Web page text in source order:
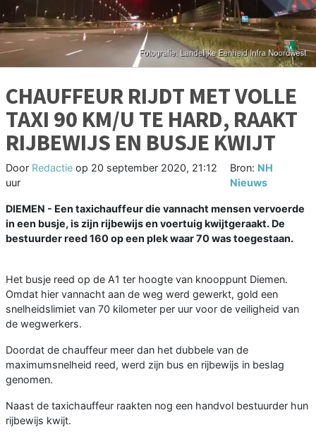
CHAUFFEUR RIJDT MET VOLLE
TAXI 90 KM/U TE HARD, RAAKT
RIJBEWIJS EN BUSJE KWIJT
Door Redactie op 20 september 2020, 21:12
uur
Bron: NH
Nieuws
DIEMEN - Een taxichauffeur die vannacht mensen vervoerde
in een busje, is zijn rijbewijs en voertuig kwijtgeraakt. De
bestuurder reed 160 op een plek waar 70 was toegestaan.
Het busje reed op de A1 ter hoogte van knooppunt Diemen.
Omdat hier vannacht aan de weg werd gewerkt, gold een
snelheidslimiet van 70 kilometer per uur voor de veiligheid van
de wegwerkers.
Doordat de chauffeur meer dan het dubbele van de
maximumsnelheid reed, werd zijn bus en rijbewijs in beslag
genomen.
Naast de taxichauffeur raakten nog een handvol bestuurder hun
rijbewijs kwijt.